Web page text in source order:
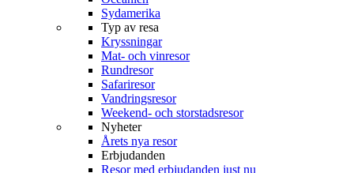
Sydamerika
Typ av resa
Kryssningar
Mat- och vinresor
Rundresor
Safariresor
Vandringsresor
Weekend- och storstadsresor
Nyheter
Årets nya resor
Erbjudanden
Resor med erbjudanden just nu